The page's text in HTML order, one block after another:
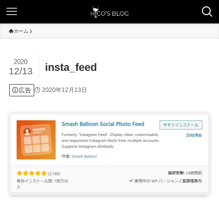
ホーム
insta_feed
2020
12/13
広告 2020年12月13日